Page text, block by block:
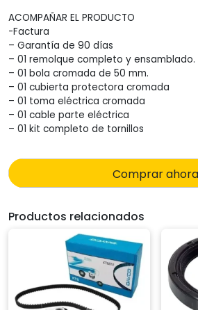
ACOMPAÑAR EL PRODUCTO
-Factura
– Garantía de 90 días
– 01 remolque completo y ensamblado.
– 01 bola cromada de 50 mm.
– 01 cubierta protectora cromada
– 01 toma eléctrica cromada
– 01 cable parte eléctrica
– 01 kit completo de tornillos
Comprar ahora
Productos relacionados